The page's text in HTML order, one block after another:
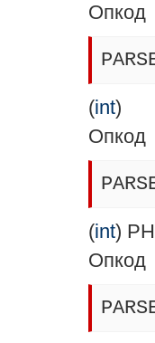
Опкод
(int)
Опкод
(int)
Опкод